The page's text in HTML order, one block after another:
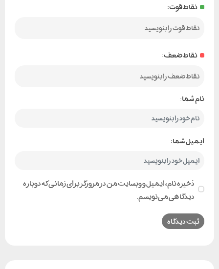
نقاط قوت:
نقاط ضعف:
نام شما:
ایمیل شما:
ذخیره نام، ایمیل و وبسایت من در مرورگر برای زمانی که دوباره
دیدگاهی می‌نویسم.